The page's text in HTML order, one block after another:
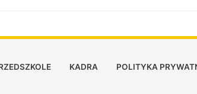
KADRA POLITYKA